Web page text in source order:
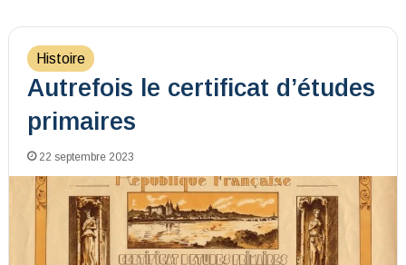
Histoire
Autrefois le certificat d’études
primaires
22 septembre 2023